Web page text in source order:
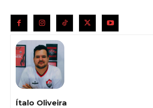
Ítalo Oliveira